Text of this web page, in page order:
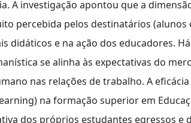
A investigação apontou que a
percebida pelos destinatários (alunos
didáticos e na ação dos educadores.
se alinha às expectativas do
nas relações de trabalho. A
na formação superior em
dos próprios estudantes egressos e